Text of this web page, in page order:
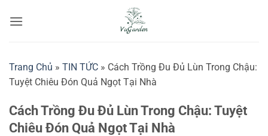
qua
Trang Chủ » TIN TỨC » Cách Trồng Đu Đủ Lùn Trong Chậu:
Tuyệt Chiêu Đón Quả Ngọt Tại Nhà
Cách Trồng Đu Đủ Lùn Trong Chậu: Tuyệt
Chiêu Đón Quả Ngọt Tại Nhà